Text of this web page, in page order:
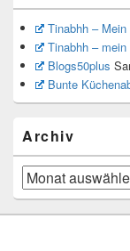
Tinabhh –
Tinabhh –
Blogs50plus
Bunte
Archiv
Archiv